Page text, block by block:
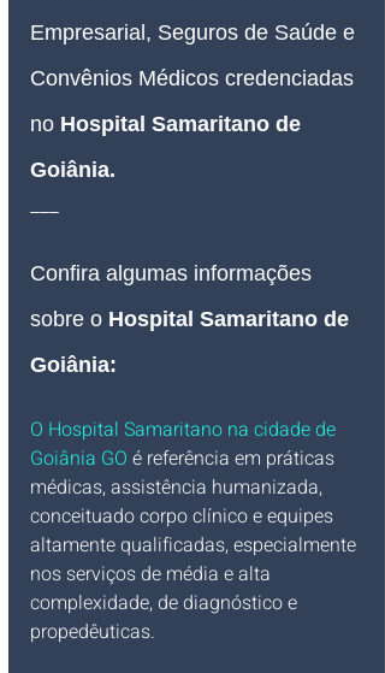
Empresarial, Seguros de Saúde e
Convênios Médicos credenciadas
no Hospital Samaritano de
Goiânia.
___
Confira algumas informações
sobre o Hospital Samaritano de
Goiânia:
O Hospital Samaritano na cidade de
Goiânia GO é referência em práticas
médicas, assistência humanizada,
conceituado corpo clínico e equipes
altamente qualificadas, especialmente
nos serviços de média e alta
complexidade, de diagnóstico e
propedêuticas.